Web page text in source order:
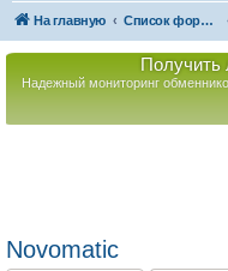
На главную Список форумов
Получить
Надежный мониторинг
Novomatic